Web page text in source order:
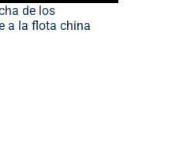
de los
a la flota china